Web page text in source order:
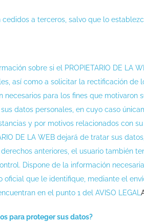
a terceros, salvo que lo
sobre si el PROPIETARIO DE LA
así como a solicitar la rectificación de
necesarios para los fines que
datos personales, en cuyo caso
y por motivos relacionados con
DE LA WEB dejará de tratar sus
anteriores, el usuario también
Dispone de la información
que le identifique, mediante el
en el punto 1 del AVISO LEGAL
para proteger sus datos?